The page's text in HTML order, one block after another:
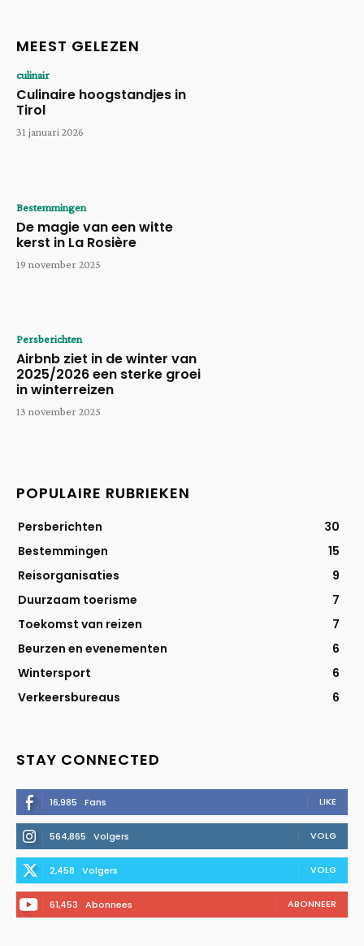
MEEST GELEZEN
culinair
Culinaire hoogstandjes in
Tirol
31 januari 2026
Bestemmingen
De magie van een witte
kerst in La Rosière
19 november 2025
Persberichten
Airbnb ziet in de winter van
2025/2026 een sterke groei
in winterreizen
13 november 2025
POPULAIRE RUBRIEKEN
Persberichten
30
Bestemmingen
15
Reisorganisaties
9
Duurzaam toerisme
7
Toekomst van reizen
7
Beurzen en evenementen
6
Wintersport
6
Verkeersbureaus
6
STAY CONNECTED
16,985 Fans LIKE
564,865 Volgers VOLG
2,458 Volgers VOLG
61,453 Abonnees ABONNEER